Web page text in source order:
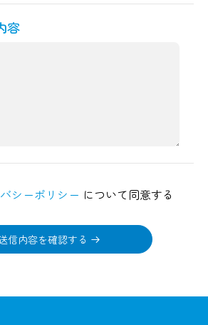
容
シーポリシー について同意する
信内容を確認する